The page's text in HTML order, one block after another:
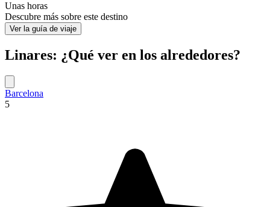
Unas horas
Descubre más sobre este destino
Ver la guía de viaje
Linares: ¿Qué ver en los alrededores?
Barcelona
5